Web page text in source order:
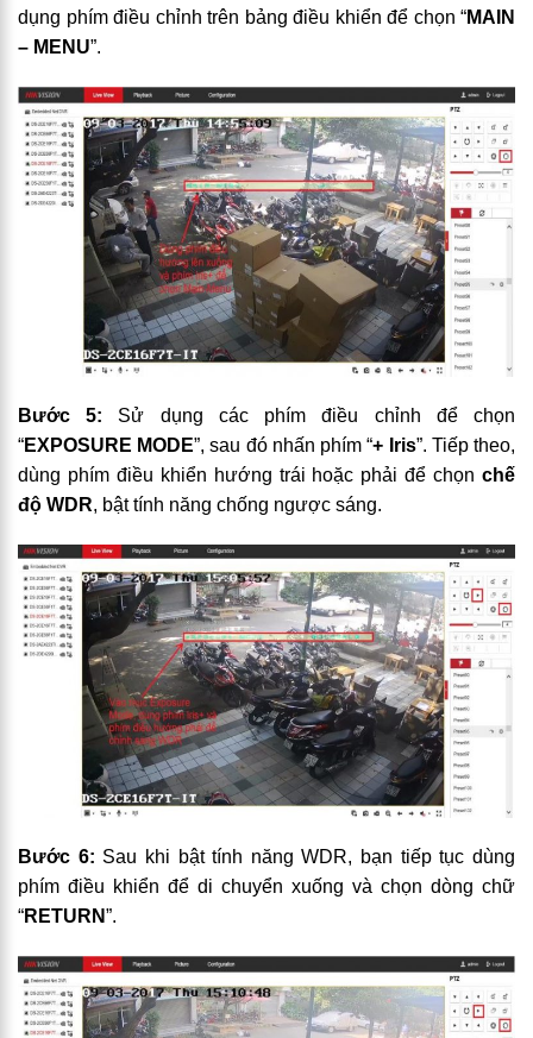
dụng phím điều chỉnh trên bảng điều khiển để chọn “MAIN
– MENU”.
Bước 5: Sử dụng các phím điều chỉnh để chọn
“EXPOSURE MODE”, sau đó nhấn phím “+ Iris”. Tiếp theo,
dùng phím điều khiển hướng trái hoặc phải để chọn chế
độ WDR, bật tính năng chống ngược sáng.
Bước 6: Sau khi bật tính năng WDR, bạn tiếp tục dùng
phím điều khiển để di chuyển xuống và chọn dòng chữ
“RETURN”.